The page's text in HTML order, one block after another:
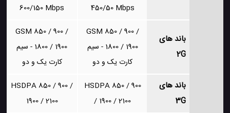
450/50 Mbps
600/150 Mbps
باند های
2G
GSM 850 / 900 /
1800 / 1900 - سیم
کارت یک و دو
GSM 850 / 900 /
1800 / 1900 - سیم
کارت یک و دو
باند های
3G
HSDPA 850 / 900
/ 1900 / 2100
HSDPA 850 / 900 /
1900 / 2100